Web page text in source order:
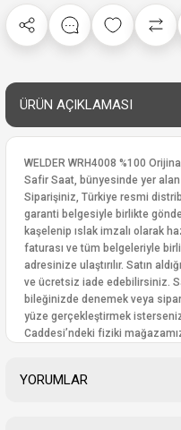
ÜRÜN AÇIKLAMASI
WELDER WRH4008 %100
Safir Saat, bünyesinde yer alan
Siparişiniz, Türkiye resmi
garanti belgesiyle birlikte
kaşelenip ıslak imzalı olarak
faturası ve tüm belgeleriyle
adresinize ulaştırılır. Satın
ve ücretsiz iade edebilirsiniz.
bileğinizde denemek veya
yüze gerçekleştirmek
Caddesi’ndeki fiziki
YORUMLAR